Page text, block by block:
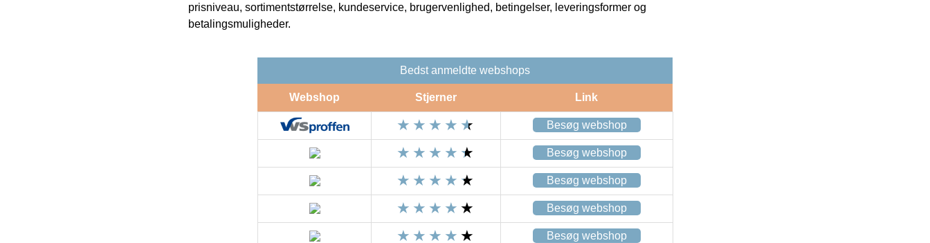
prisniveau, sortimentstørrelse, kundeservice, brugervenlighed, betingelser, leveringsformer og
betalingsmuligheder.
Bedst anmeldte webshops
Webshop Stjerner Link
Besøg webshop
Besøg webshop
Besøg webshop
Besøg webshop
Besøg webshop